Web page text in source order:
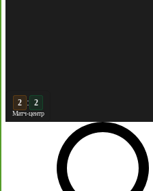
3 : 2
Матч-центр